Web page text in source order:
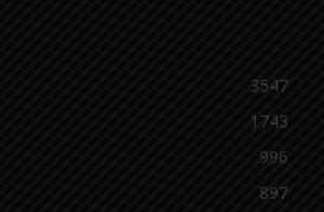
3547
1743
996
897